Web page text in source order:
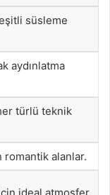
süsleme
aydınlatma
türlü teknik
romantik alanlar.
ideal atmosfer.